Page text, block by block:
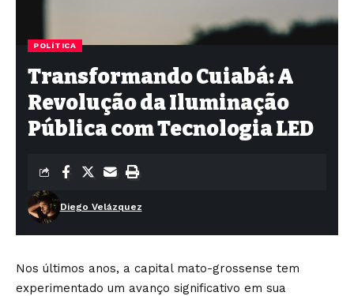
POLÍTICA
Transformando Cuiabá: A
Revolução da Iluminação
Pública com Tecnologia LED
Diego Velázquez
Nos últimos anos, a capital mato-grossense tem
experimentado um avanço significativo em sua